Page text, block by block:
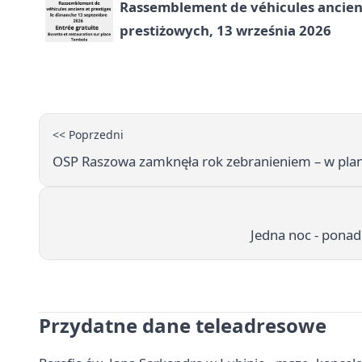
Rassemblement de véhicules
prestiżowych, 13 września 2026
<< Poprzedni
OSP Raszowa zamknęła rok zebranieniem – w
Jedna noc -
Przydatne dane teleadresowe